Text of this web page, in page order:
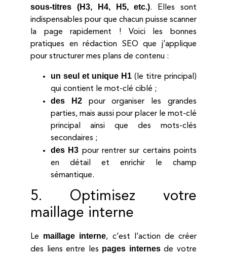
sous-titres (H3, H4, H5, etc.). Elles sont
indispensables pour que chacun puisse scanner
la page rapidement ! Voici les bonnes
pratiques en rédaction SEO que j’applique
pour structurer mes plans de contenu :
un seul et unique H1 (le titre principal)
qui contient le mot-clé ciblé ;
des H2pour organiser les grandes
parties, mais aussi pour placer le mot-clé
principal ainsi que des mots-clés
secondaires ;
des H3 pour rentrer sur certains points
en détail et enrichir le champ
sémantique.
5. Optimisez votre
maillage interne
Le maillage interne, c’est l’action de créer
des liens entre les pages internesde votre